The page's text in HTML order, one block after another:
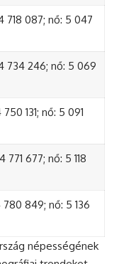
718 087; nő: 5 047
734 246; nő: 5 069
131; nő: 5 091
677; nő: 5 118
849; nő: 5 136
népességének